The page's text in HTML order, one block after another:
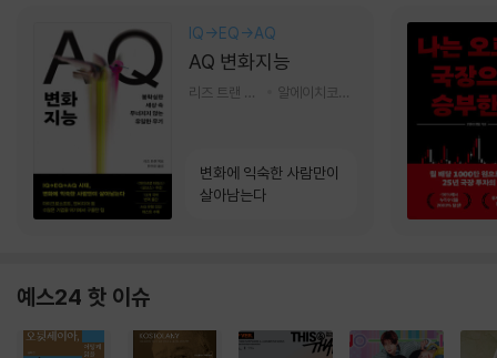
IQ→EQ→AQ
AQ 변화지능
변화에 익숙한 사람만이
살아남는다
예스24 핫 이슈